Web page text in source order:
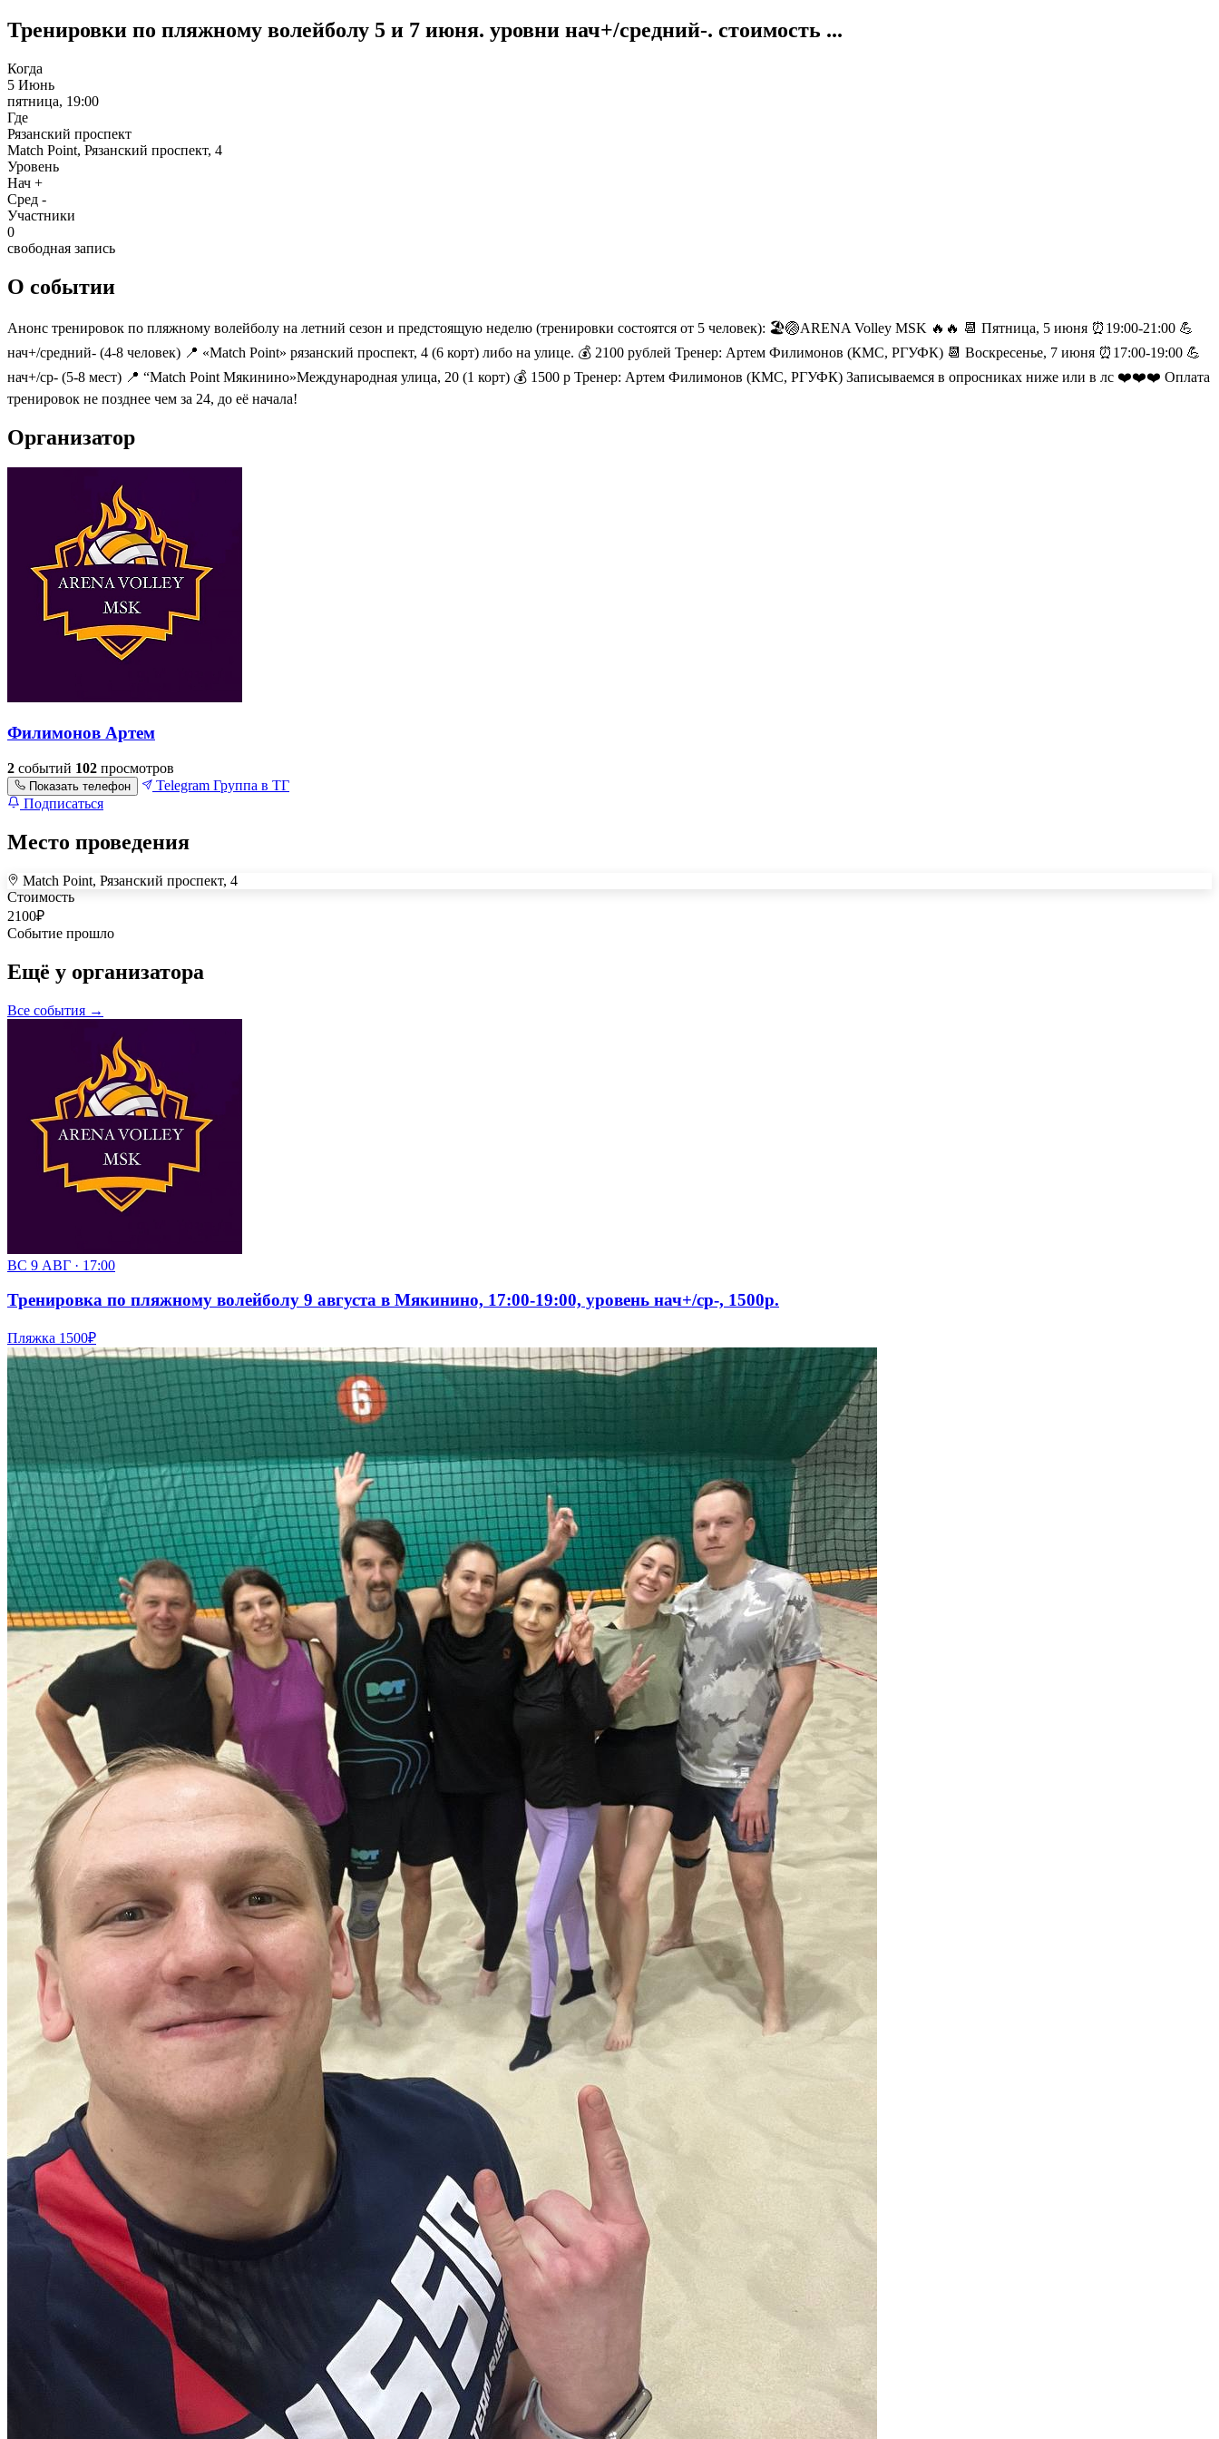
Тренировки по пляжному волейболу 5 и 7 июня. уровни нач+/средний-. стоимость ...
Когда
5 Июнь
пятница, 19:00
Где
Рязанский проспект
Match Point, Рязанский проспект, 4
Уровень
Нач +
Сред -
Участники
0
свободная запись
О событии
Анонс тренировок по пляжному волейболу на летний сезон и предстоящую неделю (тренировки состоятся от 5 человек): 🏖🏐ARENA Volley MSK 🔥🔥 📆 Пятница, 5 июня ⏰19:00-21:00 💪
нач+/средний- (4-8 человек) 📍 «Match Point» рязанский проспект, 4 (6 корт) либо на улице. 💰 2100 рублей Тренер: Артем Филимонов (КМС, РГУФК) 📆 Воскресенье, 7 июня ⏰17:00-19:00 💪
нач+/ср- (5-8 мест) 📍 “Match Point Мякинино»Международная улица, 20 (1 корт) 💰 1500 р Тренер: Артем Филимонов (КМС, РГУФК) Записываемся в опросниках ниже или в лс ❤️❤️❤️ Оплата
тренировок не позднее чем за 24, до её начала!
Организатор
Филимонов Артем
2 событий 102 просмотров
Показать телефон Telegram Группа в ТГ
Подписаться
Место проведения
+
–
Match Point, Рязанский проспект, 4
Стоимость
2100₽
Событие прошло
Ещё у организатора
Все события →
ВС 9 АВГ · 17:00
Тренировка по пляжному волейболу 9 августа в Мякинино, 17:00-19:00, уровень нач+/ср-, 1500р.
Пляжка 1500₽